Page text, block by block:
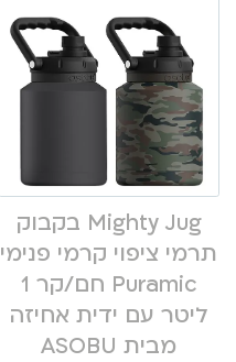
Mighty Jug בקבוק
תרמי ציפוי קרמי פנימי
Puramic חם/קר 1
ליטר עם ידית אחיזה
מבית ASOBU